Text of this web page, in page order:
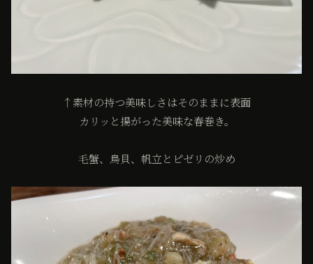
↑素材の持つ美味しさはそのままに表面
カリッと揚がった美味な春巻き。
毛蟹、鳥貝、帆立とピゼリの炒め